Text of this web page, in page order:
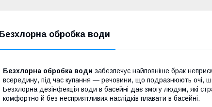
Безхлорна обробка води
Безхлорна обробка води забезпечує найповніше брак
всередину, під час купання — речовини, що подразнюють очі,
Безхлорна дезінфекція води в басейні дає змогу людям, які
комфортно й без несприятливих наслідків плавати в басейні.